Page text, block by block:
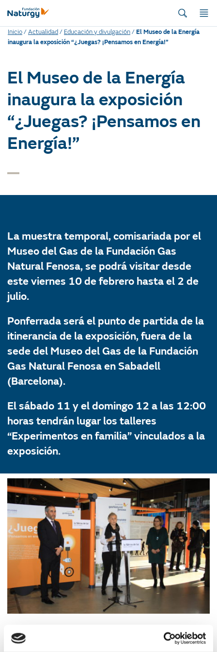
Inicio/Actualidad / Educación y divulgación/El Museo de la Energía
inaugura la exposición “¿Juegas? ¡Pensamos en Energía!”
El Museo de la Energía
inaugura la exposición
“¿Juegas? ¡Pensamos en
Energía!”
La muestra temporal, comisariada por el
Museo del Gas de la Fundación Gas
Natural Fenosa, se podrá visitar desde
este viernes 10 de febrero hasta el 2 de
julio.
Ponferrada será el punto de partida de la
itinerancia de la exposición, fuera de la
sede del Museo del Gas de la Fundación
Gas Natural Fenosa en Sabadell
(Barcelona).
El sábado 11 y el domingo 12 a las 12:00
horas tendrán lugar los talleres
“Experimentos en familia” vinculados a la
exposición.